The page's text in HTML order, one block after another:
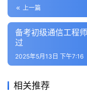
上一篇
备考初级通信工程
过
2025年5月13日 下午7:16
相关推荐